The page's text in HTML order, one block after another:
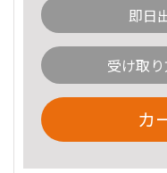
即日
受け取
カ